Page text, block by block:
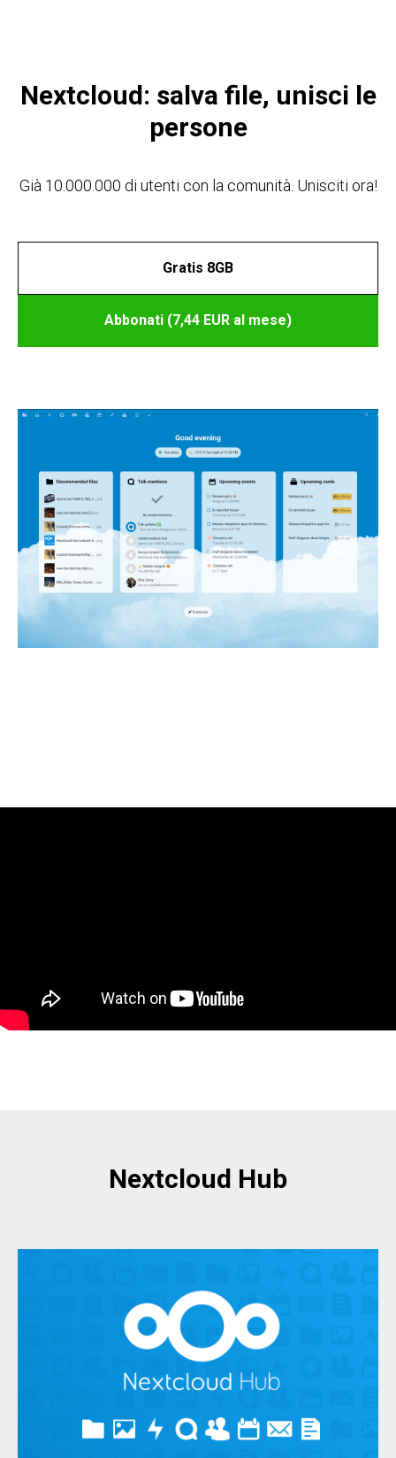
Nextcloud: salva file, unisci le
persone
Già 10.000.000 di utenti con la comunità. Unisciti ora!
Gratis 8GB
Abbonati (7,44 EUR al mese)
Nextcloud Hub